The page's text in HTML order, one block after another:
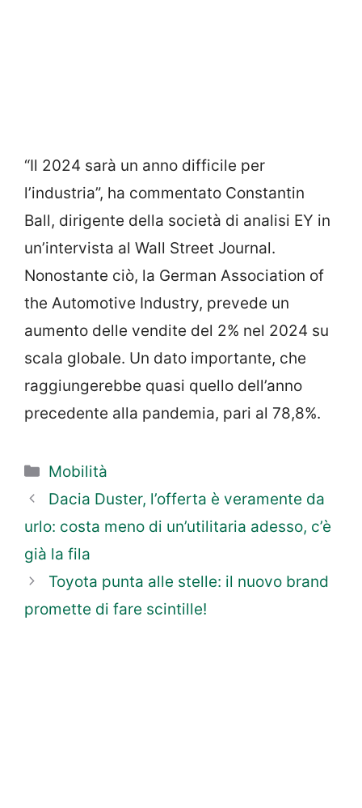
“Il 2024 sarà un anno difficile per
l’industria”, ha commentato Constantin
Ball, dirigente della società di analisi EY in
un’intervista al Wall Street Journal.
Nonostante ciò, la German Association of
the Automotive Industry, prevede un
aumento delle vendite del 2% nel 2024 su
scala globale. Un dato importante, che
raggiungerebbe quasi quello dell’anno
precedente alla pandemia, pari al 78,8%.
Categorie
Mobilità
Dacia Duster, l’offerta è veramente da
urlo: costa meno di un’utilitaria adesso, c’è
già la fila
Toyota punta alle stelle: il nuovo brand
promette di fare scintille!